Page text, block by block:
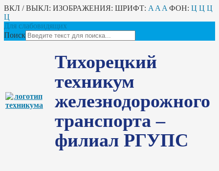
ВКЛ / ВЫКЛ: ИЗОБРАЖЕНИЯ: ШРИФТ: A A A ФОН: Ц Ц Ц
Ц
Для слабовидящих
Поиск
Тихорецкий
техникум
железнодорожного
транспорта –
филиал РГУПС